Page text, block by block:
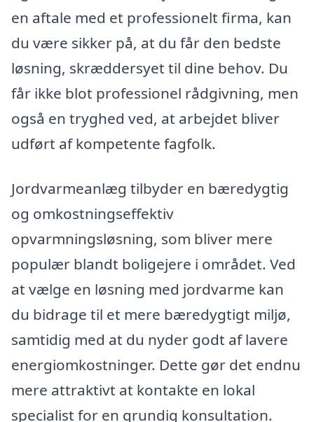
en aftale med et professionelt firma, kan
du være sikker på, at du får den bedste
løsning, skræddersyet til dine behov. Du
får ikke blot professionel rådgivning, men
også en tryghed ved, at arbejdet bliver
udført af kompetente fagfolk.
Jordvarmeanlæg tilbyder en bæredygtig
og omkostningseffektiv
opvarmningsløsning, som bliver mere
populær blandt boligejere i området. Ved
at vælge en løsning med jordvarme kan
du bidrage til et mere bæredygtigt miljø,
samtidig med at du nyder godt af lavere
energiomkostninger. Dette gør det endnu
mere attraktivt at kontakte en lokal
specialist for en grundig konsultation.